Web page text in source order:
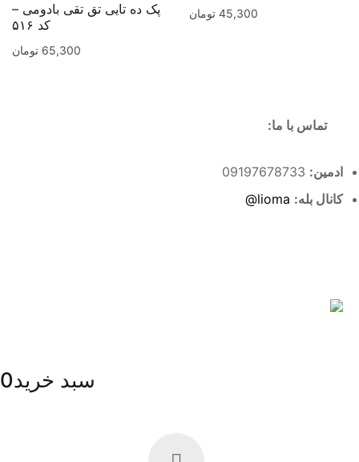
45,300 تومان
پک ده تایی تق تقی بادومی –
کد ۵۱۶
65,300 تومان
تماس با ما:
ادمین:
کانال بله: lioma@
سبد خرید0